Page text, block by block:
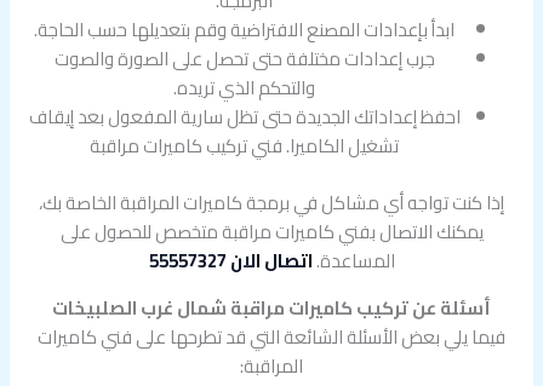
ابدأ بإعدادات المصنع الافتراضية وقم بتعديلها حسب الحاجة.
جرب إعدادات مختلفة حتى تحصل على الصورة والصوت
والتحكم الذي تريده.
احفظ إعداداتك الجديدة حتى تظل سارية المفعول بعد إيقاف
تشغيل الكاميرا. فني تركيب كاميرات مراقبة
إذا كنت تواجه أي مشاكل في برمجة كاميرات المراقبة الخاصة بك،
يمكنك الاتصال بفني كاميرات مراقبة متخصص للحصول على
المساعدة.اتصال الان 55557327
أسئلة عن تركيب كاميرات مراقبة شمال غرب الصلبيخات
فيما يلي بعض الأسئلة الشائعة التي قد تطرحها على فني كاميرات
المراقبة: